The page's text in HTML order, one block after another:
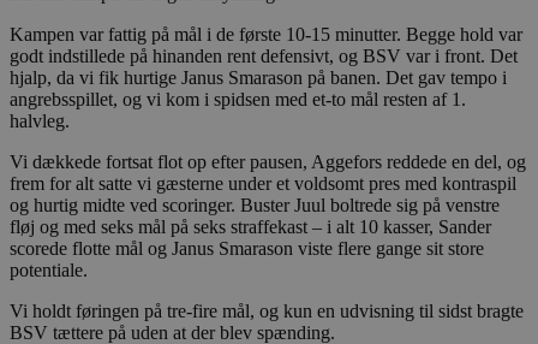
Kampen var fattig på mål i de første 10-15 minutter. Begge hold var
godt indstillede på hinanden rent defensivt, og BSV var i front. Det
hjalp, da vi fik hurtige Janus Smarason på banen. Det gav tempo i
angrebsspillet, og vi kom i spidsen med et-to mål resten af 1.
halvleg.
Vi dækkede fortsat flot op efter pausen, Aggefors reddede en del, og
frem for alt satte vi gæsterne under et voldsomt pres med kontraspil
og hurtig midte ved scoringer. Buster Juul boltrede sig på venstre
fløj og med seks mål på seks straffekast – i alt 10 kasser, Sander
scorede flotte mål og Janus Smarason viste flere gange sit store
potentiale.
Vi holdt føringen på tre-fire mål, og kun en udvisning til sidst bragte
BSV tættere på uden at der blev spænding.